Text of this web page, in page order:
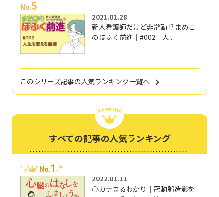
No.5
2021.01.28
新人看護師だけど非常勤 !? まめこ
のほふく前進｜#002｜人...
このシリーズ記事の人気ランキング一覧へ
すべての記事の人気ランキング
No.1
2022.01.11
心カテまるわかり｜冠動脈造影を